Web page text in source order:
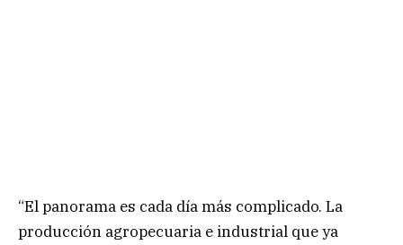
“El panorama es cada día más complicado. La
producción agropecuaria e industrial que ya